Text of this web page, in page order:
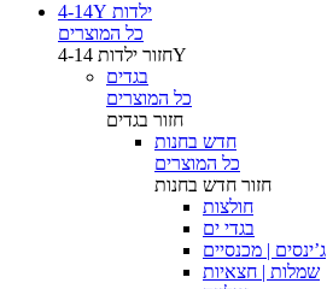
ילדות 4-14Y
כל המוצרים
חזורילדות 4-14Y
בגדים
כל המוצרים
חזור בגדים
חדש בחנות
כל המוצרים
חזור חדש בחנות
חולצות
בגדי ים
ג’ינסים | מכנסיים
שמלות | חצאיות